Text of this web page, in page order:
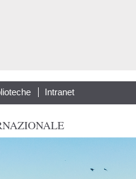
Intranet